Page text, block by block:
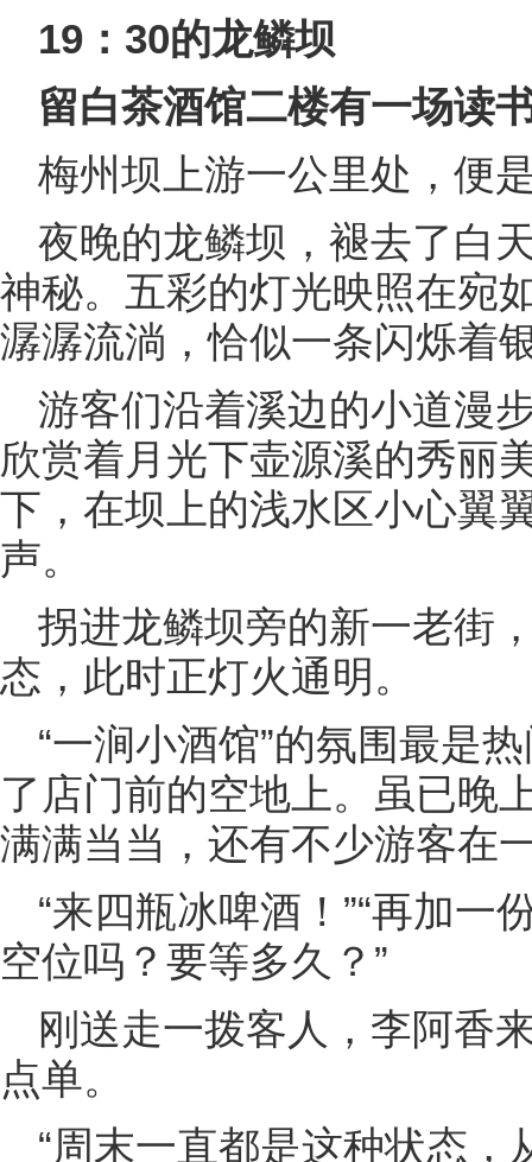
19：30的龙鳞坝
留白茶酒馆二楼有一场读
梅州坝上游一公里处，便
夜晚的龙鳞坝，褪去了白
神秘。五彩的灯光映照在宛
潺潺流淌，恰似一条闪烁着
游客们沿着溪边的小道漫
欣赏着月光下壶源溪的秀丽
下，在坝上的浅水区小心翼
声。
拐进龙鳞坝旁的新一老街
态，此时正灯火通明。
“一涧小酒馆”的氛围最是
了店门前的空地上。虽已晚
满满当当，还有不少游客在
“来四瓶冰啤酒！”“再加一
空位吗？要等多久？”
刚送走一拨客人，李阿香
点单。
“周末一直都是这种状态